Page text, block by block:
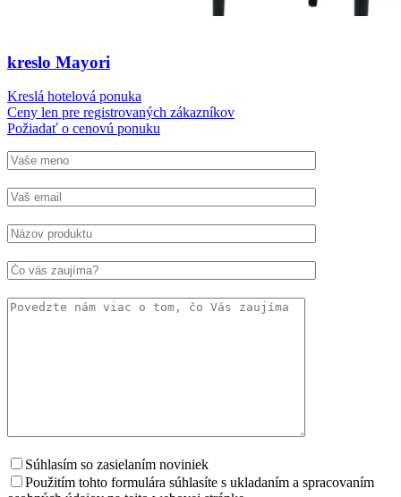
kreslo Mayori
Kreslá hotelová ponuka
Ceny len pre registrovaných zákazníkov
Požiadať o cenovú ponuku
Súhlasím so zasielaním noviniek
Použitím tohto formulára súhlasíte s ukladaním a spracovaním